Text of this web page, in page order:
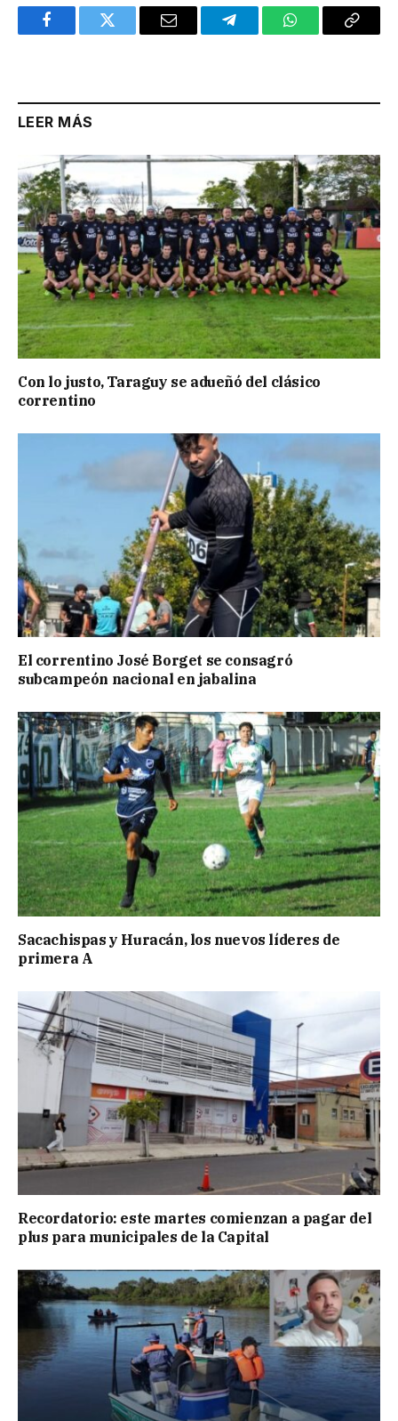
FacebookTwitter Email TelegramWhatsAppCopy
LEER MÁS
Con lo justo, Taraguy se adueñó del clásico
correntino
El correntino José Borget se consagró
subcampeón nacional en jabalina
Sacachispas y Huracán, los nuevos líderes de
primera A
Recordatorio: este martes comienzan a pagar del
plus para municipales de la Capital